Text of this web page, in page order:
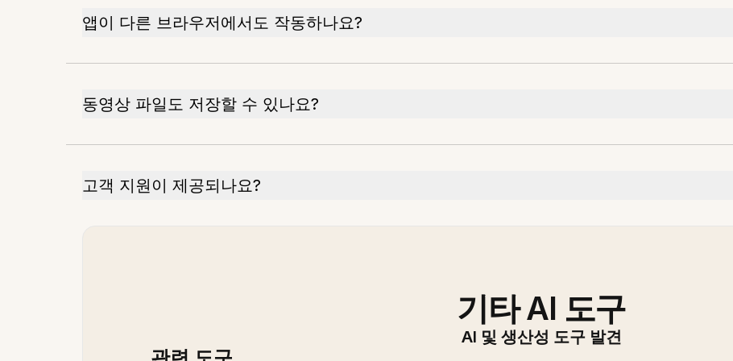
앱이 다른 브라우저에서도 작동하나요?
동영상 파일도 저장할 수 있나요?
고객 지원이 제공되나요?
기타 AI 도구
AI 및 생산성 도구 발견